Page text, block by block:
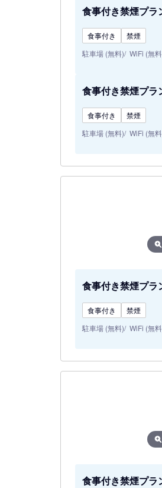
食事付き禁煙プラ
食事付き
禁煙
駐車場 (無料) WiFi (無
食事付き禁煙プラ
食事付き
禁煙
駐車場 (無料) WiFi (無
食事付き禁煙プラ
食事付き
禁煙
駐車場 (無料) WiFi (無
食事付き禁煙プラ